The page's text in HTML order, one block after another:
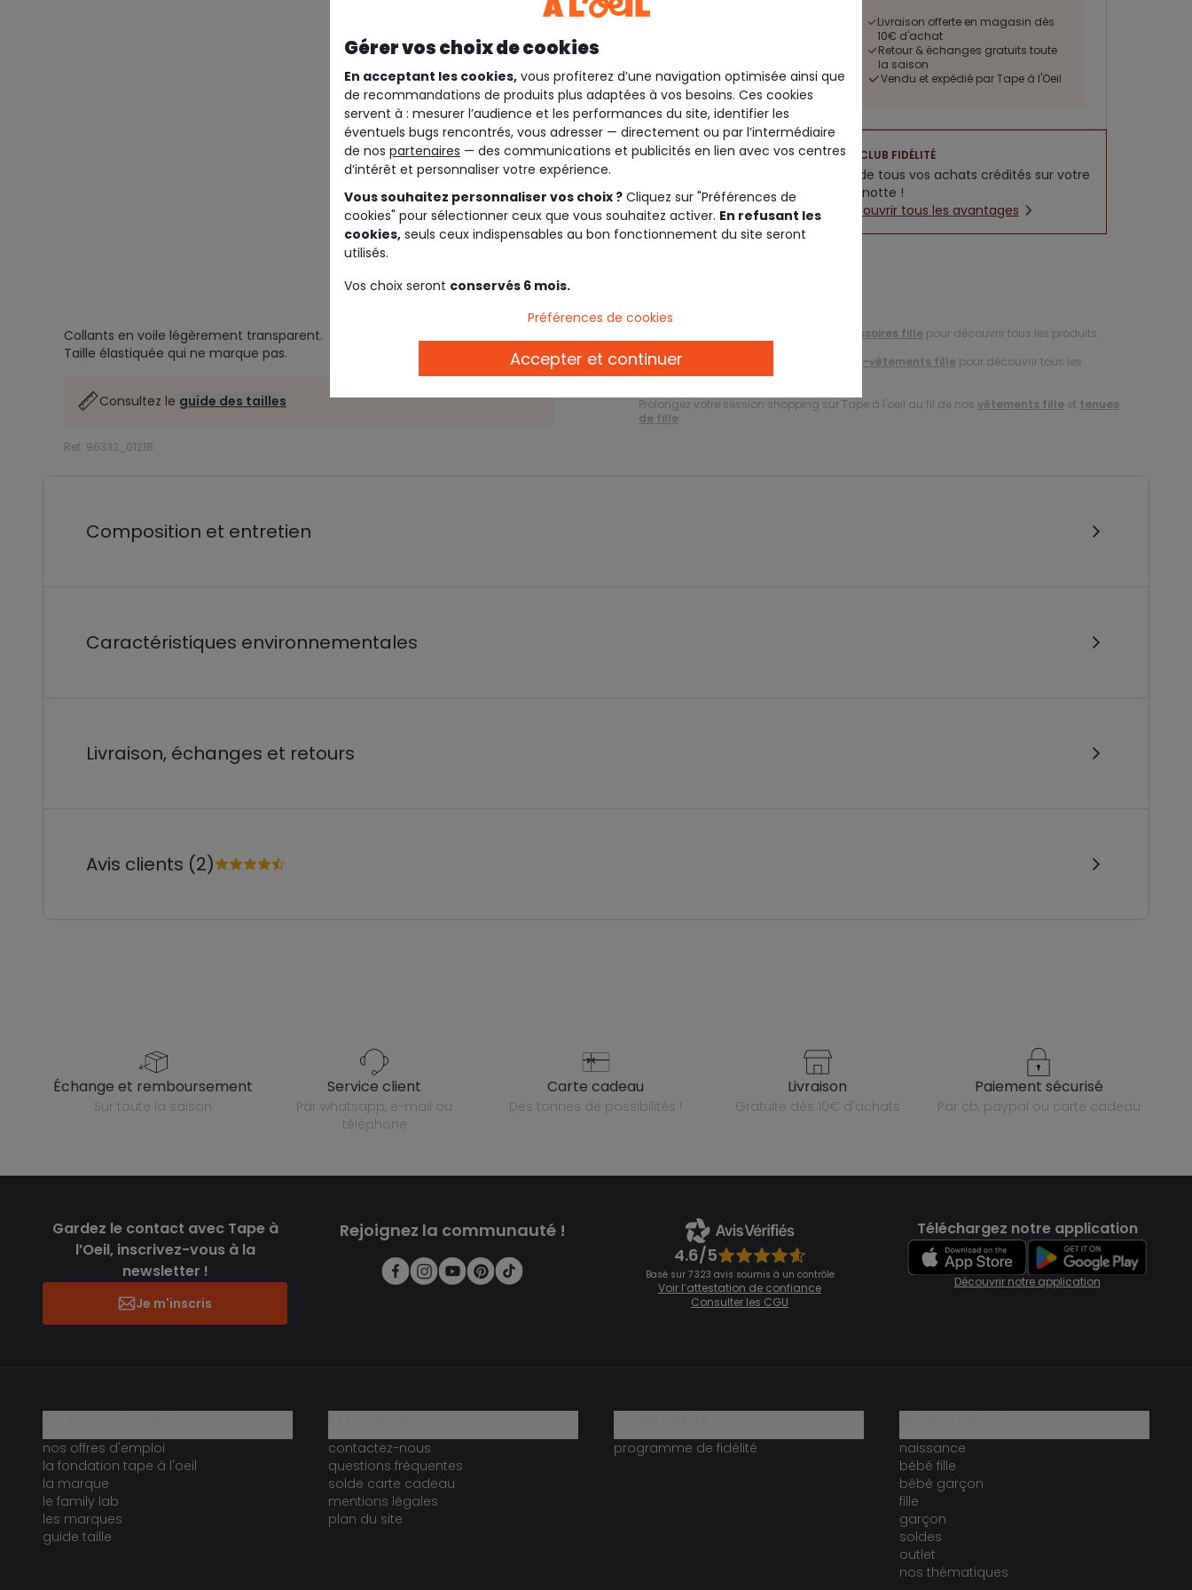
Livraison offerte en magasin dès
10€ d'achat
Retour & échanges gratuits toute
la saison
Vendu et expédié par Tape à l'Oeil
CLUB FIDÉLITÉ
5% de tous vos achats crédités sur votre
cagnotte !
Découvrir tous les avantages
Description
Collants en voile légèrement transparent.
Taille élastiquée qui ne marque pas.
Consultez le guide des tailles
Ref. 96332_01218
accessoires fille pour découvrir tous les produits.
Rendez-vous sur notre collection de
sous-vêtements fille pour découvrir tous les
produits de la collection.
Prolongez votre session shopping sur Tape à l'oeil au fil de nos vêtements fille et tenues
de fille.
Composition et entretien
Caractéristiques environnementales
Livraison, échanges et retours
Avis clients (2)
échange et remboursement
sur toute la saison
service client
par whatsapp, e-mail ou
téléphone
carte cadeau
des tonnes de possibilités !
livraison
gratuite dès 10€ d'achats
paiement sécurisé
par cb, paypal ou carte cadeau
Gardez le contact avec Tape à
l’Oeil, inscrivez-vous à la
newsletter !
Je m'inscris
Rejoignez la communauté !
4.6/5
Basé sur 7 323 avis soumis à un contrôle
Voir l’attestation de confiance
Consulter les CGU
Téléchargez notre application
Découvrir notre application
nos offres d'emploi
la fondation tape à l'oeil
la marque
le family lab
les marques
guide taille
contactez-nous
questions fréquentes
solde carte cadeau
mentions légales
plan du site
programme de fidélité
naissance
bébé fille
bébé garçon
fille
garçon
soldes
outlet
nos thématiques
Gérer vos choix de cookies
En acceptant les cookies, vous profiterez d’une navigation optimisée ainsi que
de recommandations de produits plus adaptées à vos besoins. Ces cookies
servent à : mesurer l’audience et les performances du site, identifier les
éventuels bugs rencontrés, vous adresser — directement ou par l’intermédiaire
de nos partenaires — des communications et publicités en lien avec vos centres
d’intérêt et personnaliser votre expérience.
Vous souhaitez personnaliser vos choix ? Cliquez sur "Préférences de
cookies" pour sélectionner ceux que vous souhaitez activer. En refusant les
cookies, seuls ceux indispensables au bon fonctionnement du site seront
utilisés.
Vos choix seront conservés 6 mois.
Préférences de cookies
Accepter et continuer